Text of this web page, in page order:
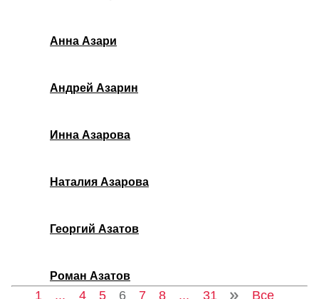
Анна Азари
Андрей Азарин
Инна Азарова
Наталия Азарова
Георгий Азатов
Роман Азатов
1 ... 4 5 6 7 8 ... 31 Все